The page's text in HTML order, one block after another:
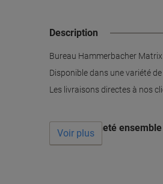
Description
Bureau Hammerbacher Matrix
Disponible dans une variété de
Les livraisons directes à nos
Souvent acheté ensemble
Voir plus